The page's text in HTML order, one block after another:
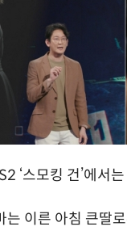
‘스모킹 건’에서
이른 아침 큰딸